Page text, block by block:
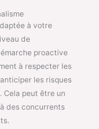
à votre
de
proactive
à respecter les
les risques
peut être un
des concurrents